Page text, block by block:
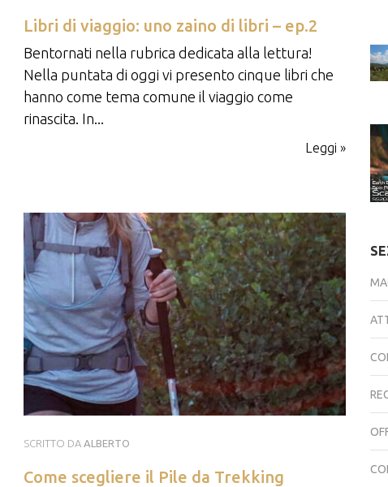
Libri di viaggio: uno zaino di libri – ep.2
Bentornati nella rubrica dedicata alla lettura!
Nella puntata di oggi vi presento cinque libri che
hanno come tema comune il viaggio come
rinascita. In...
Leggi »
SCRITTO DA ALBERTO
Come scegliere il Pile da Trekking